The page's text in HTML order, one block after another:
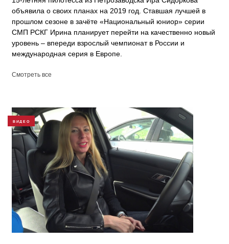
объявила о своих планах на 2019 год. Ставшая лучшей в
прошлом сезоне в зачёте «Национальный юниор» серии
СМП РСКГ Ирина планирует перейти на качественно новый
уровень – впереди взрослый чемпионат в России и
международная серия в Европе.
Смотреть все
ВИДЕО